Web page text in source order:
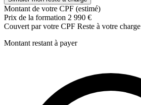
Montant de votre CPF (estimé)
Prix de la formation 2 990 €
Couvert par votre CPF Reste à votre charge
Montant restant à payer